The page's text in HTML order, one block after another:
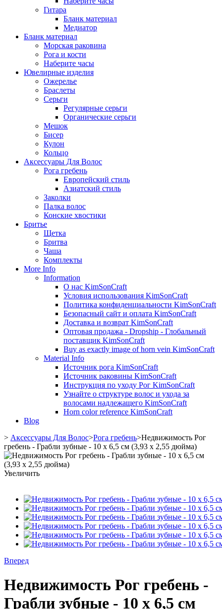
Гитара
Бланк материал
Медиатор
Бланк материал
Морская раковина
Рога и кости
Наберите часы
Ювелирные изделия
Ожерелье
Браслеты
Серьги
Регулярные серьги
Органические серьги
Мешок
Бисер
Кулон
Кольцо
Аксессуары Для Волос
Рога гребень
Европейский стиль
Азиатский стиль
Заколки
Палка волос
Конские хвостики
Бритье
Щетка
Бритва
Чаша
Комплекты
More Info
Information
О нас KimSonCraft
Условия использования KimSonCraft
Политика конфиденциальности KimSonCraft
Безопасный сайт и оплата KimSonCraft
Доставка и возврат KimSonCraft
Оптовая продажа - Dropship - Глобальный
поставщик KimSonCraft
Buy as exactly image of horn vein KimSonCraft
Material Info
Источник рога KimSonCraft
Источник раковины KimSonCraft
Инструкция по уходу Рог KimSonCraft
Узнайте о структуре волос и ухода за
волосами надлежащего KimSonCraft
Horn color reference KimSonCraft
Blog
> Аксессуары Для Волос>Рога гребень>Недвижимость Рог
гребень - Грабли зубные - 10 х 6,5 см (3,93 х 2,55 дюйма)
Увеличить
Вперед
Недвижимость Рог гребень -
Грабли зубные - 10 х 6,5 см